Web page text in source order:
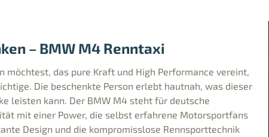
– BMW M4 Renntaxi
möchtest, das pure Kraft und High Performance vereint,
Die beschenkte Person erlebt hautnah, was dieser
leisten kann. Der BMW M4 steht für deutsche
mit einer Power, die selbst erfahrene Motorsportfans
Design und die kompromisslose Rennsporttechnik